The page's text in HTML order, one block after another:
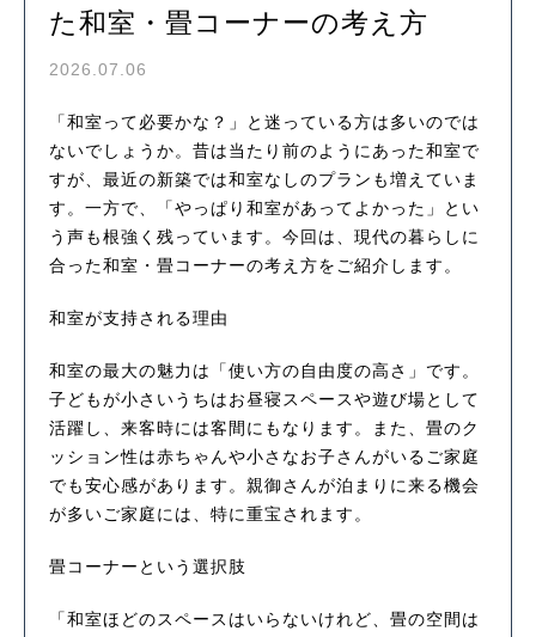
た和室・畳コーナーの考え方
2026.07.06
「和室って必要かな？」と迷っている方は多いのでは
ないでしょうか。昔は当たり前のようにあった和室で
すが、最近の新築では和室なしのプランも増えていま
す。一方で、「やっぱり和室があってよかった」とい
う声も根強く残っています。今回は、現代の暮らしに
合った和室・畳コーナーの考え方をご紹介します。
和室が支持される理由
和室の最大の魅力は「使い方の自由度の高さ」です。
子どもが小さいうちはお昼寝スペースや遊び場として
活躍し、来客時には客間にもなります。また、畳のク
ッション性は赤ちゃんや小さなお子さんがいるご家庭
でも安心感があります。親御さんが泊まりに来る機会
が多いご家庭には、特に重宝されます。
畳コーナーという選択肢
「和室ほどのスペースはいらないけれど、畳の空間は